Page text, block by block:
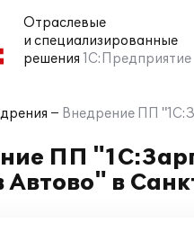
Отраслевые
и специализированные
решения 1С:Предприятие
Внедрение ПП
ПП
Автово" в